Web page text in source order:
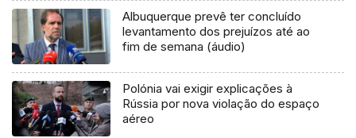
Albuquerque prevê ter concluído
levantamento dos prejuízos até ao
fim de semana (áudio)
Polónia vai exigir explicações à
Rússia por nova violação do espaço
aéreo